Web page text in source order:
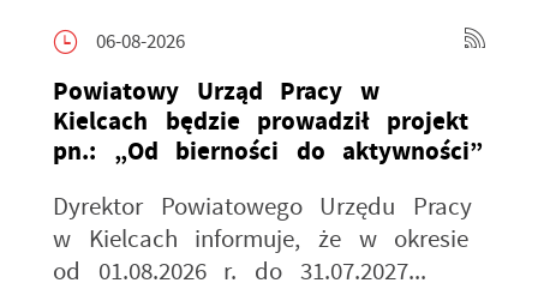
06-08-2026
Powiatowy Urząd Pracy w
Kielcach będzie prowadził projekt
pn.: „Od bierności do aktywności”
Dyrektor Powiatowego Urzędu Pracy
w Kielcach informuje, że w okresie
od 01.08.2026 r. do 31.07.2027...